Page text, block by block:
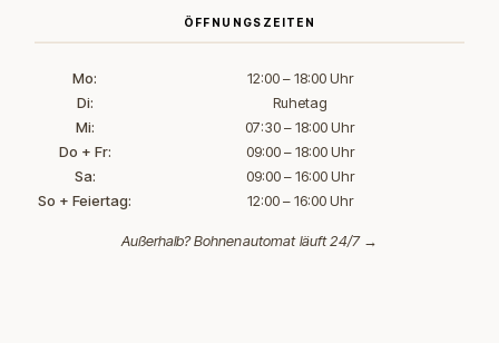
ÖFFNUNGSZEITEN
Mo:
12:00 – 18:00 Uhr
Di:
Ruhetag
Mi:
07:30 – 18:00 Uhr
Do + Fr:
09:00 – 18:00 Uhr
Sa:
09:00 – 16:00 Uhr
So + Feiertag:
12:00 – 16:00 Uhr
Außerhalb?Bohnenautomat läuft 24/7 →